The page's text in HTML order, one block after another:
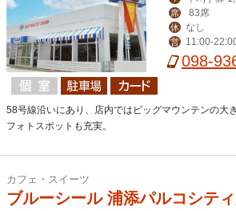
席 83席
休 なし
営 11:00-
098-
58号線沿いにあり、店内ではビッグマウンテンの大
フォトスポットも充実。
カフェ・スイーツ
ブルーシール 浦添パルコシテ